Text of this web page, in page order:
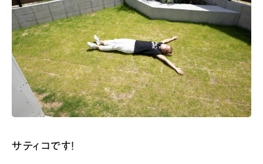
サティコです！